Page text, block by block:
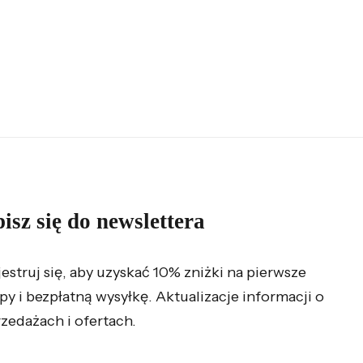
się do newslettera
się, aby uzyskać 10% zniżki na pierwsze
i bezpłatną wysyłkę. Aktualizacje informacji o
i ofertach.